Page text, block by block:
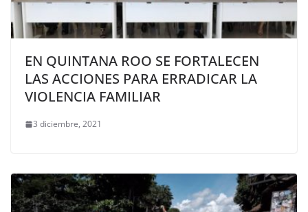
EN QUINTANA ROO SE FORTALECEN
LAS ACCIONES PARA ERRADICAR LA
VIOLENCIA FAMILIAR
3 diciembre, 2021